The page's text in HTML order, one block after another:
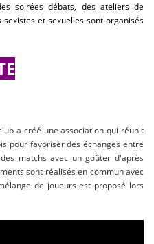
soirées débats, des ateliers de
et sexuelles sont organisés
a créé une association qui réunit
pour favoriser des échanges entre
matchs avec un goûter d'après
sont réalisés en commun avec
de joueurs est proposé lors